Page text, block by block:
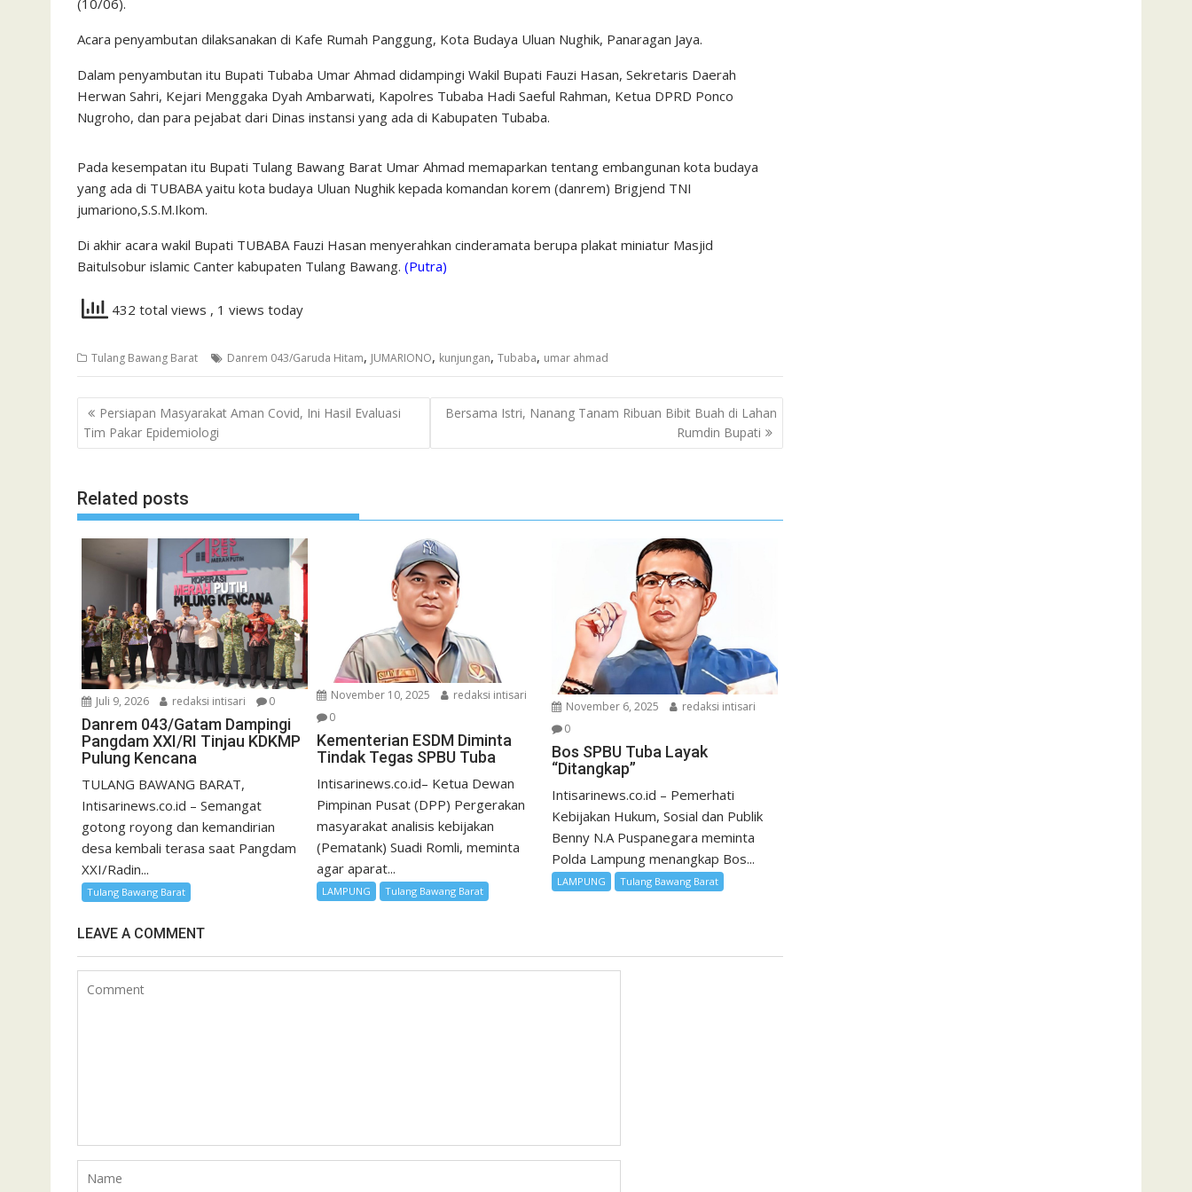
(10/06).
Acara penyambutan dilaksanakan di Kafe Rumah Panggung, Kota Budaya Uluan Nughik, Panaragan Jaya.
Dalam penyambutan itu Bupati Tubaba Umar Ahmad didampingi Wakil Bupati Fauzi Hasan, Sekretaris Daerah
Herwan Sahri, Kejari Menggaka Dyah Ambarwati, Kapolres Tubaba Hadi Saeful Rahman, Ketua DPRD Ponco
Nugroho, dan para pejabat dari Dinas instansi yang ada di Kabupaten Tubaba.
Pada kesempatan itu Bupati Tulang Bawang Barat Umar Ahmad memaparkan tentang embangunan kota budaya
yang ada di TUBABA yaitu kota budaya Uluan Nughik kepada komandan korem (danrem) Brigjend TNI
jumariono,S.S.M.Ikom.
Di akhir acara wakil Bupati TUBABA Fauzi Hasan menyerahkan cinderamata berupa plakat miniatur Masjid
Baitulsobur islamic Canter kabupaten Tulang Bawang. (Putra)
432 total views , 1 views today
Tulang Bawang Barat Danrem 043/Garuda Hitam, JUMARIONO, kunjungan, Tubaba, umar ahmad
Navigasi
pos
Persiapan Masyarakat Aman Covid, Ini Hasil Evaluasi
Tim Pakar Epidemiologi
Bersama Istri, Nanang Tanam Ribuan Bibit Buah di Lahan
Rumdin Bupati
Related posts
Juli 9, 2026 redaksi intisari 0
Danrem 043/Gatam Dampingi
Pangdam XXI/RI Tinjau KDKMP
Pulung Kencana
TULANG BAWANG BARAT,
Intisarinews.co.id – Semangat
gotong royong dan kemandirian
desa kembali terasa saat Pangdam
XXI/Radin...
Tulang Bawang Barat
November 10, 2025
redaksi intisari
0
Kementerian ESDM Diminta
Tindak Tegas SPBU Tuba
Intisarinews.co.id– Ketua Dewan
Pimpinan Pusat (DPP) Pergerakan
masyarakat analisis kebijakan
(Pematank) Suadi Romli, meminta
agar aparat...
LAMPUNG Tulang Bawang Barat
November 6, 2025
redaksi intisari
0
Bos SPBU Tuba Layak
“Ditangkap”
Intisarinews.co.id – Pemerhati
Kebijakan Hukum, Sosial dan Publik
Benny N.A Puspanegara meminta
Polda Lampung menangkap Bos...
LAMPUNG Tulang Bawang Barat
LEAVE A COMMENT